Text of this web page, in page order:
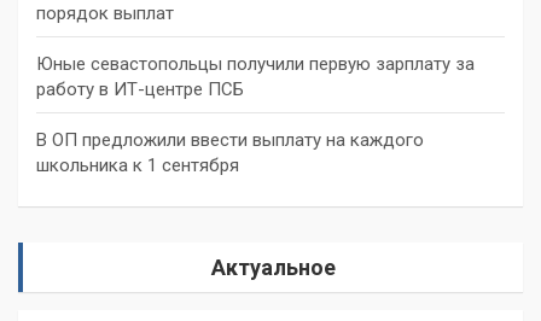
порядок выплат
Юные севастопольцы получили первую зарплату за
работу в ИТ-центре ПСБ
В ОП предложили ввести выплату на каждого
школьника к 1 сентября
Актуальное